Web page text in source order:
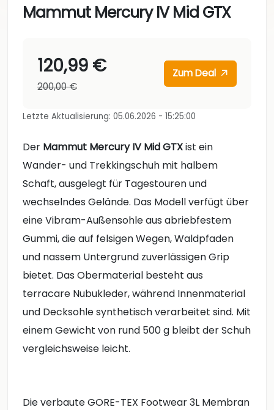
Mammut Mercury IV Mid GTX
120,99 €
200,00 €
Zum Deal
Letzte Aktualisierung: 05.06.2026 - 15:25:00
Der Mammut Mercury IV Mid GTXist ein
Wander- und Trekkingschuh mit halbem
Schaft, ausgelegt für Tagestouren und
wechselndes Gelände. Das Modell verfügt über
eine Vibram-Außensohle aus abriebfestem
Gummi, die auf felsigen Wegen, Waldpfaden
und nassem Untergrund zuverlässigen Grip
bietet. Das Obermaterial besteht aus
terracare Nubukleder, während Innenmaterial
und Decksohle synthetisch verarbeitet sind. Mit
einem Gewicht von rund 500 g bleibt der Schuh
vergleichsweise leicht.
Die verbaute GORE-TEX Footwear 3L Membran